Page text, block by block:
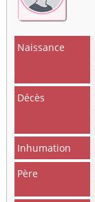
Naissance
Décès
Inhumation
Père